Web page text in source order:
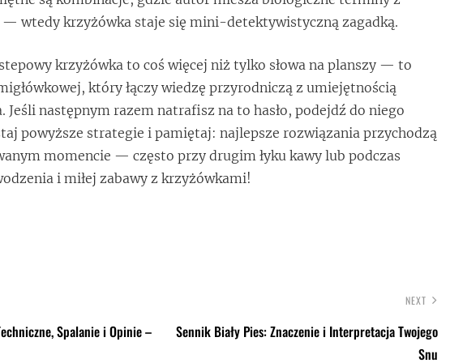
wtedy krzyżówka staje się mini-detektywistyczną zagadką.
krzyżówka to coś więcej niż tylko słowa na planszy — to
który łączy wiedzę przyrodniczą z umiejętnością
Jeśli następnym razem natrafisz na to hasło, podejdź do niego
powyższe strategie i pamiętaj: najlepsze rozwiązania przychodzą
momencie — często przy drugim łyku kawy lub podczas
i miłej zabawy z krzyżówkami!
Spalanie i Opinie –
NEXT
Sennik Biały Pies: Znaczenie i Interpretacja Twojego
Snu